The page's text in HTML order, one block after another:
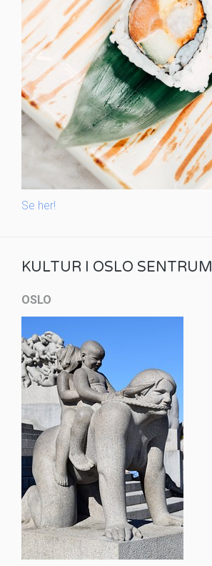
Se her!
KULTUR I OSLO SENTRUM
OSLO